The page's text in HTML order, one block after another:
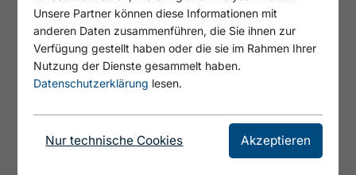
Unsere Partner können diese Informationen mit
anderen Daten zusammenführen, die Sie ihnen zur
Verfügung gestellt haben oder die sie im Rahmen Ihrer
Nutzung der Dienste gesammelt haben.
Datenschutzerklärung lesen.
Nur technische Cookies Akzeptieren